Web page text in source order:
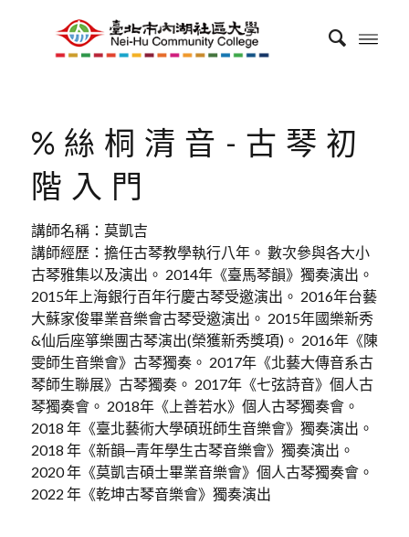
%絲桐清音-古琴初
階入門
講師名稱：莫凱吉
講師經歷：擔任古琴教學執行八年。 數次參與各大小
古琴雅集以及演出。 2014年《臺馬琴韻》獨奏演出。
2015年上海銀行百年行慶古琴受邀演出。 2016年台藝
大蘇家俊畢業音樂會古琴受邀演出。 2015年國樂新秀
&仙后座箏樂團古琴演出(榮獲新秀獎項)。 2016年《陳
雯師生音樂會》古琴獨奏。 2017年《北藝大傳音系古
琴師生聯展》古琴獨奏。 2017年《七弦詩音》個人古
琴獨奏會。 2018年《上善若水》個人古琴獨奏會。
2018 年《臺北藝術大學碩班師生音樂會》獨奏演出。
2018 年《新韻─青年學生古琴音樂會》獨奏演出。
2020 年《莫凱吉碩士畢業音樂會》個人古琴獨奏會。
2022 年《乾坤古琴音樂會》獨奏演出